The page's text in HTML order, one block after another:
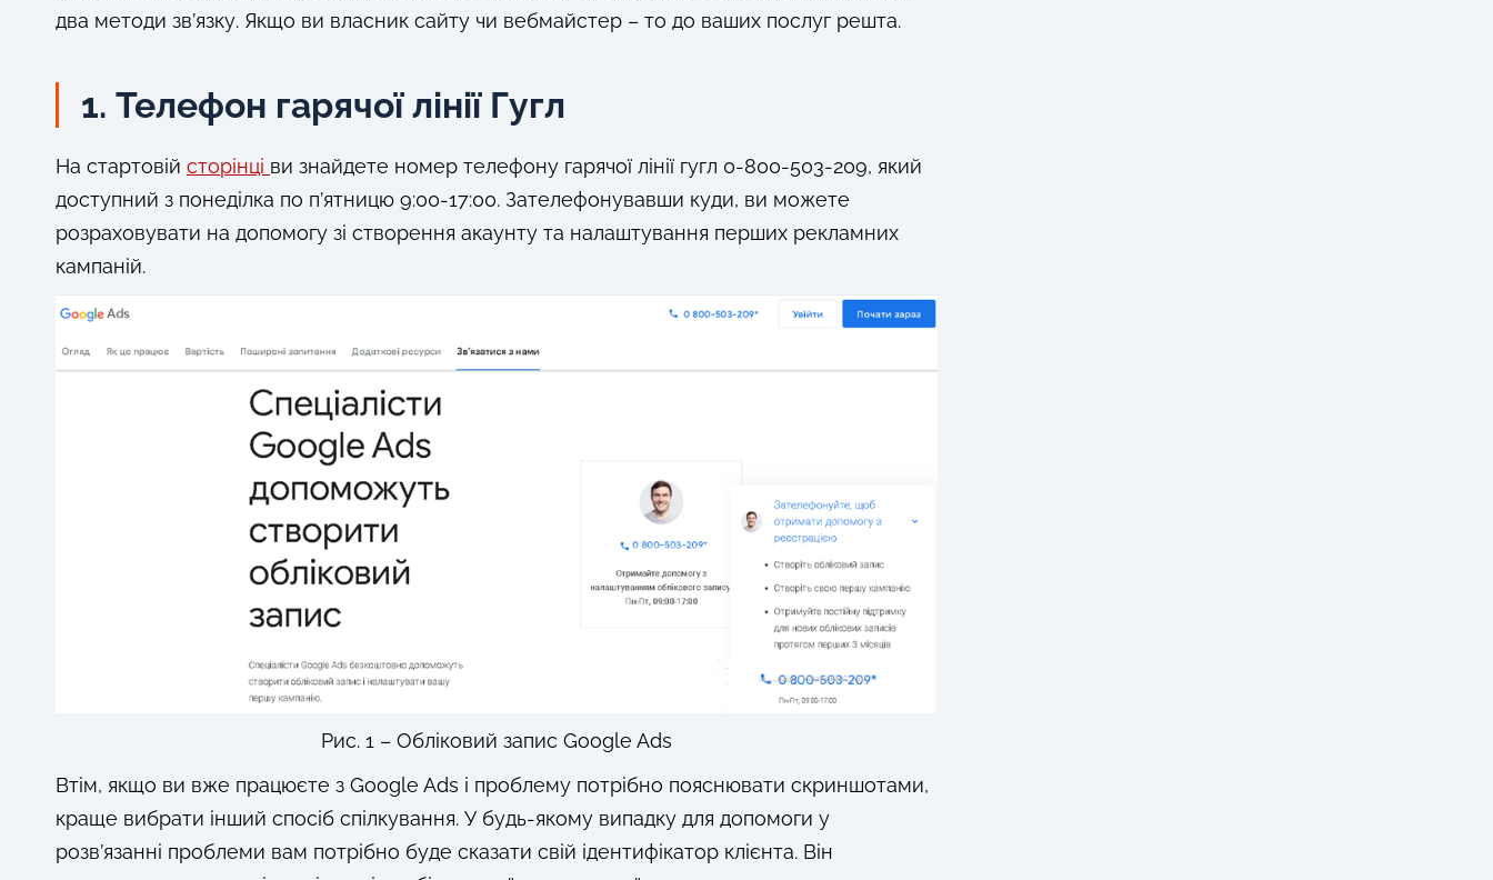
два методи зв’язку. Якщо ви власник сайту чи вебмайстер – то до ваших послуг решта.
1. Телефон гарячої лінії Гугл
На стартовій сторінці ви знайдете номер телефону гарячої лінії гугл 0-800-503-209, який
доступний з понеділка по п’ятницю 9:00-17:00. Зателефонувавши куди, ви можете
розраховувати на допомогу зі створення акаунту та налаштування перших рекламних
кампаній.
Рис. 1 – Обліковий запис Google Ads
Втім, якщо ви вже працюєте з Google Ads і проблему потрібно пояснювати скриншотами,
краще вибрати інший спосіб спілкування. У будь-якому випадку для допомоги у
розв’язанні проблеми вам потрібно буде сказати свій ідентифікатор клієнта. Він